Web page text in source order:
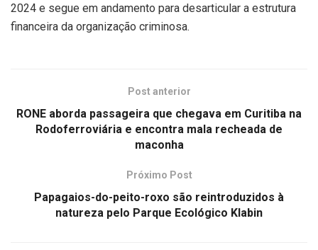
2024 e segue em andamento para desarticular a estrutura
financeira da organização criminosa.
Post anterior
RONE aborda passageira que chegava em Curitiba na
Rodoferroviária e encontra mala recheada de
maconha
Próximo Post
Papagaios-do-peito-roxo são reintroduzidos à
natureza pelo Parque Ecológico Klabin